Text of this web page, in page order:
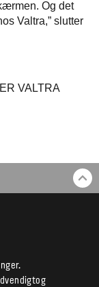
Og det
Valtra,” slutter
VALTRA